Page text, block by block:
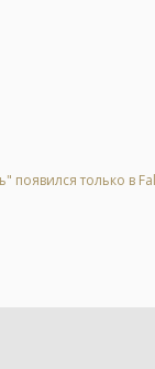
появился только в